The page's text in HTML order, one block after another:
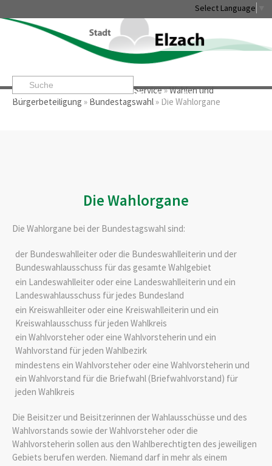
Select Language
Startseite» »Service»Wahlen und
Bürgerbeteiligung » Bundestagswahl» Die Wahlorgane
Leben & Erleben Rathaus & Service Stadtentwicklung &
Die Wahlorgane
Die Wahlorgane bei der Bundestagswahl sind:
der Bundeswahlleiter oder die Bundeswahlleiterin und der
Bundeswahlausschuss für das gesamte Wahlgebiet
ein Landeswahlleiter oder eine Landeswahlleiterin und ein
Landeswahlausschuss für jedes Bundesland
ein Kreiswahlleiter oder eine Kreiswahlleiterin und ein
Kreiswahlausschuss für jeden Wahlkreis
ein Wahlvorsteher oder eine Wahlvorsteherin und ein
Wahlvorstand für jeden Wahlbezirk
mindestens ein Wahlvorsteher oder eine Wahlvorsteherin und
ein Wahlvorstand für die Briefwahl (Briefwahlvorstand) für
jeden Wahlkreis
Die Beisitzer und Beisitzerinnen der Wahlausschüsse und des
Wahlvorstands sowie der Wahlvorsteher oder die
Wahlvorsteherin sollen aus den Wahlberechtigten des jeweiligen
Gebiets berufen werden. Niemand darf in mehr als einem